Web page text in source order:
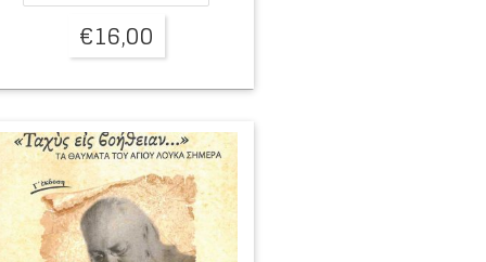
€16,00